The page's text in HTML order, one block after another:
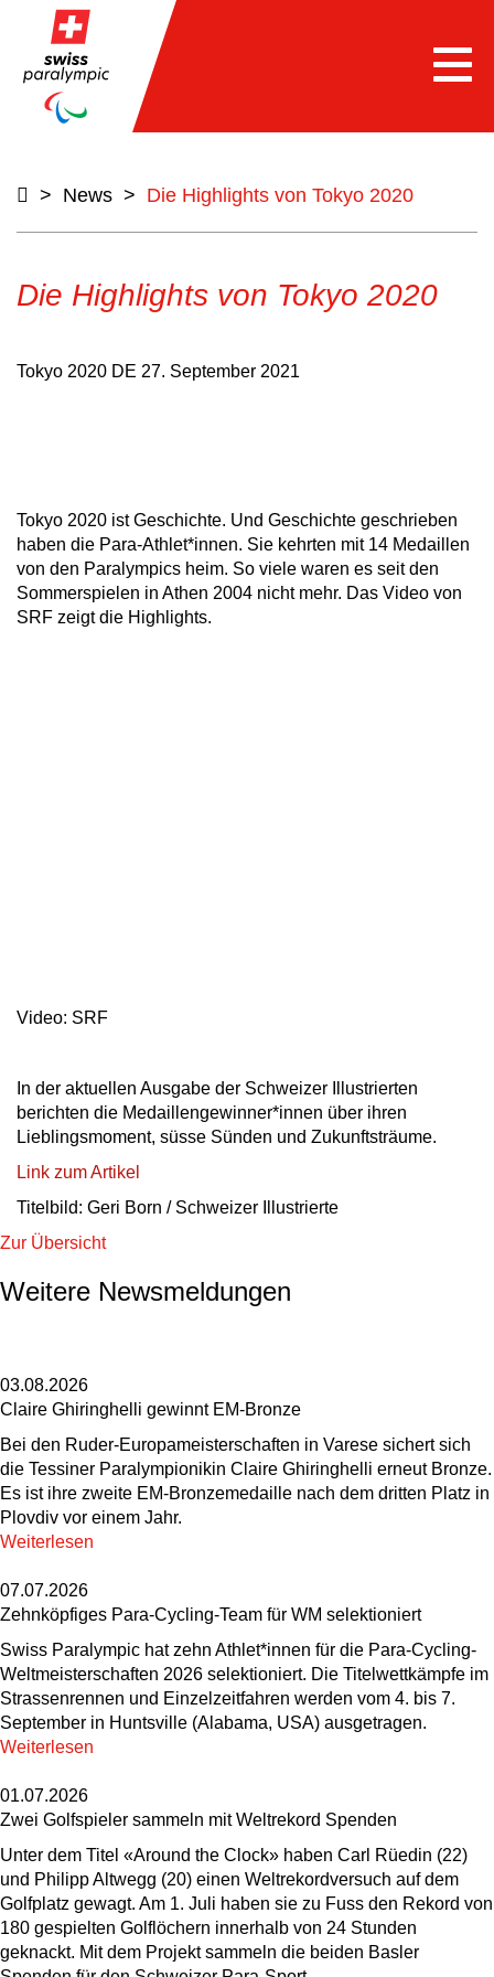
> News > Die Highlights von Tokyo 2020
Die Highlights von Tokyo 2020
Tokyo 2020 DE 27. September 2021
Tokyo 2020 ist Geschichte. Und Geschichte geschrieben
haben die Para-Athlet*innen. Sie kehrten mit 14 Medaillen
von den Paralympics heim. So viele waren es seit den
Sommerspielen in Athen 2004 nicht mehr. Das Video von
SRF zeigt die Highlights.
Video: SRF
In der aktuellen Ausgabe der Schweizer Illustrierten
berichten die Medaillengewinner*innen über ihren
Lieblingsmoment, süsse Sünden und Zukunftsträume.
Link zum Artikel
Titelbild: Geri Born / Schweizer Illustrierte
Zur Übersicht
Weitere Newsmeldungen
03.08.2026
Claire Ghiringhelli gewinnt EM-Bronze
Bei den Ruder-Europameisterschaften in Varese sichert sich
die Tessiner Paralympionikin Claire Ghiringhelli erneut Bronze.
Es ist ihre zweite EM-Bronzemedaille nach dem dritten Platz in
Plovdiv vor einem Jahr.
Weiterlesen
07.07.2026
Zehnköpfiges Para-Cycling-Team für WM selektioniert
Swiss Paralympic hat zehn Athlet*innen für die Para-Cycling-
Weltmeisterschaften 2026 selektioniert. Die Titelwettkämpfe im
Strassenrennen und Einzelzeitfahren werden vom 4. bis 7.
September in Huntsville (Alabama, USA) ausgetragen.
Weiterlesen
01.07.2026
Zwei Golfspieler sammeln mit Weltrekord Spenden
Unter dem Titel «Around the Clock» haben Carl Rüedin (22)
und Philipp Altwegg (20) einen Weltrekordversuch auf dem
Golfplatz gewagt. Am 1. Juli haben sie zu Fuss den Rekord von
180 gespielten Golflöchern innerhalb von 24 Stunden
geknackt. Mit dem Projekt sammeln die beiden Basler